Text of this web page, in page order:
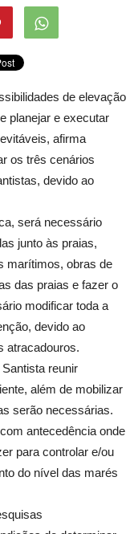
de elevação
planejar e executar
afirma
os três cenários
devido ao
será necessário
junto às praias,
marítimos, obras de
das praias e fazer o
modificar toda a
devido ao
atracadouros.
reunir
além de mobilizar
serão necessárias.
antecedência onde
para controlar e/ou
do nível das marés